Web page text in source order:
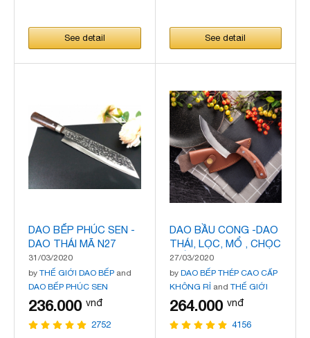
See detail See detail
DAO BẾP PHÚC SEN -
DAO THÁI MÃ N27
31/03/2020
by THẾ GIỚI DAO BẾP and
DAO BẾP PHÚC SEN
236.000 vnđ
2752
DAO BẦU CONG -DAO
THÁI, LỌC, MỔ , CHỌC
TIẾT MÃ DT134
27/03/2020
by DAO BẾP THÉP CAO CẤP
KHÔNG RỈ and THẾ GIỚI
DAO BẾP
264.000 vnđ
4156